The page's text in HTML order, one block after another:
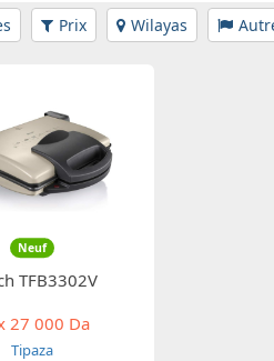
Prix Wilayas
Neuf
TFB3302V
27 000 Da
Tipaza